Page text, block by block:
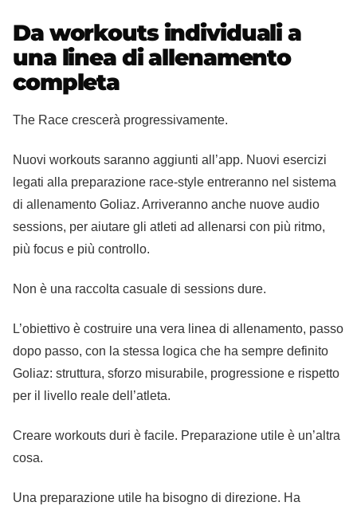
Da workouts individuali a
una linea di allenamento
completa
The Race crescerà progressivamente.
Nuovi workouts saranno aggiunti all’app. Nuovi esercizi
legati alla preparazione race‑style entreranno nel sistema
di allenamento Goliaz. Arriveranno anche nuove audio
sessions, per aiutare gli atleti ad allenarsi con più ritmo,
più focus e più controllo.
Non è una raccolta casuale di sessions dure.
L’obiettivo è costruire una vera linea di allenamento, passo
dopo passo, con la stessa logica che ha sempre definito
Goliaz: struttura, sforzo misurabile, progressione e rispetto
per il livello reale dell’atleta.
Creare workouts duri è facile. Preparazione utile è un’altra
cosa.
Una preparazione utile ha bisogno di direzione. Ha